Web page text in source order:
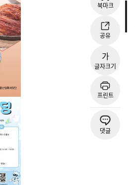
북마크
공유
가
글자크기
프린트
댓글